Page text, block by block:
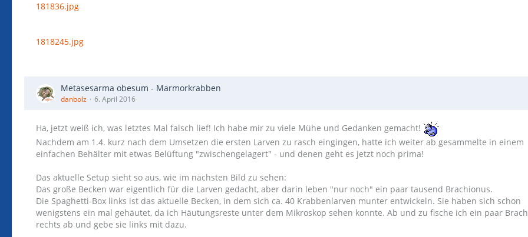
181836.jpg
1818245.jpg
Metasesarma obesum - Marmorkrabben
danbolz 6. April 2016
Ha, jetzt weiß ich, was letztes Mal falsch lief! Ich habe mir zu viele Mühe und Gedanken gemacht!
Nachdem am 1.4. kurz nach dem Umsetzen die ersten Larven zu rasch eingingen, hatte ich weiter ab gesammelte in einem
einfachen Behälter mit etwas Belüftung "zwischengelagert" - und denen geht es jetzt noch prima!
Das aktuelle Setup sieht so aus, wie im nächsten Bild zu sehen:
Das große Becken war eigentlich für die Larven gedacht, aber darin leben "nur noch" ein paar tausend Brachionus.
Die Spaghetti-Box links ist das aktuelle Becken, in dem sich ca. 40 Krabbenlarven munter entwickeln. Sie haben sich schon
wenigstens ein mal gehäutet, da ich Häutungsreste unter dem Mikroskop sehen konnte. Ab und zu fische ich ein paar
rechts ab und gebe sie links mit dazu.